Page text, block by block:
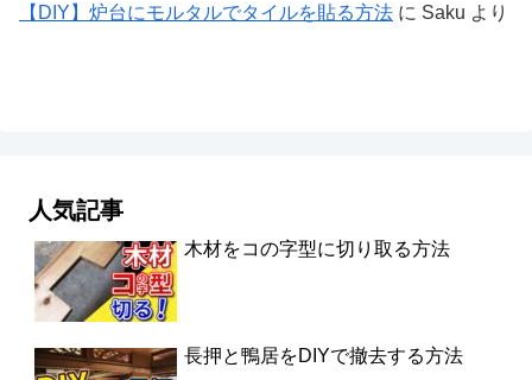
【DIY】炉台にモルタルでタイルを貼る方法 に Saku より
人気記事
木材をコの字型に切り取る方法
長押と鴨居をDIYで撤去する方法